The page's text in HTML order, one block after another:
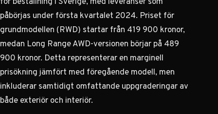
påbörjas under första kvartalet 2024. Priset för
grundmodellen (RWD) startar från 419 900 kronor,
medan Long Range AWD-versionen börjar på 489
900 kronor. Detta representerar en marginell
prisökning jämfört med föregående modell, men
inkluderar samtidigt omfattande uppgraderingar av
både exteriör och interiör.